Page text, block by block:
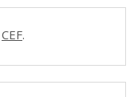
CEF.